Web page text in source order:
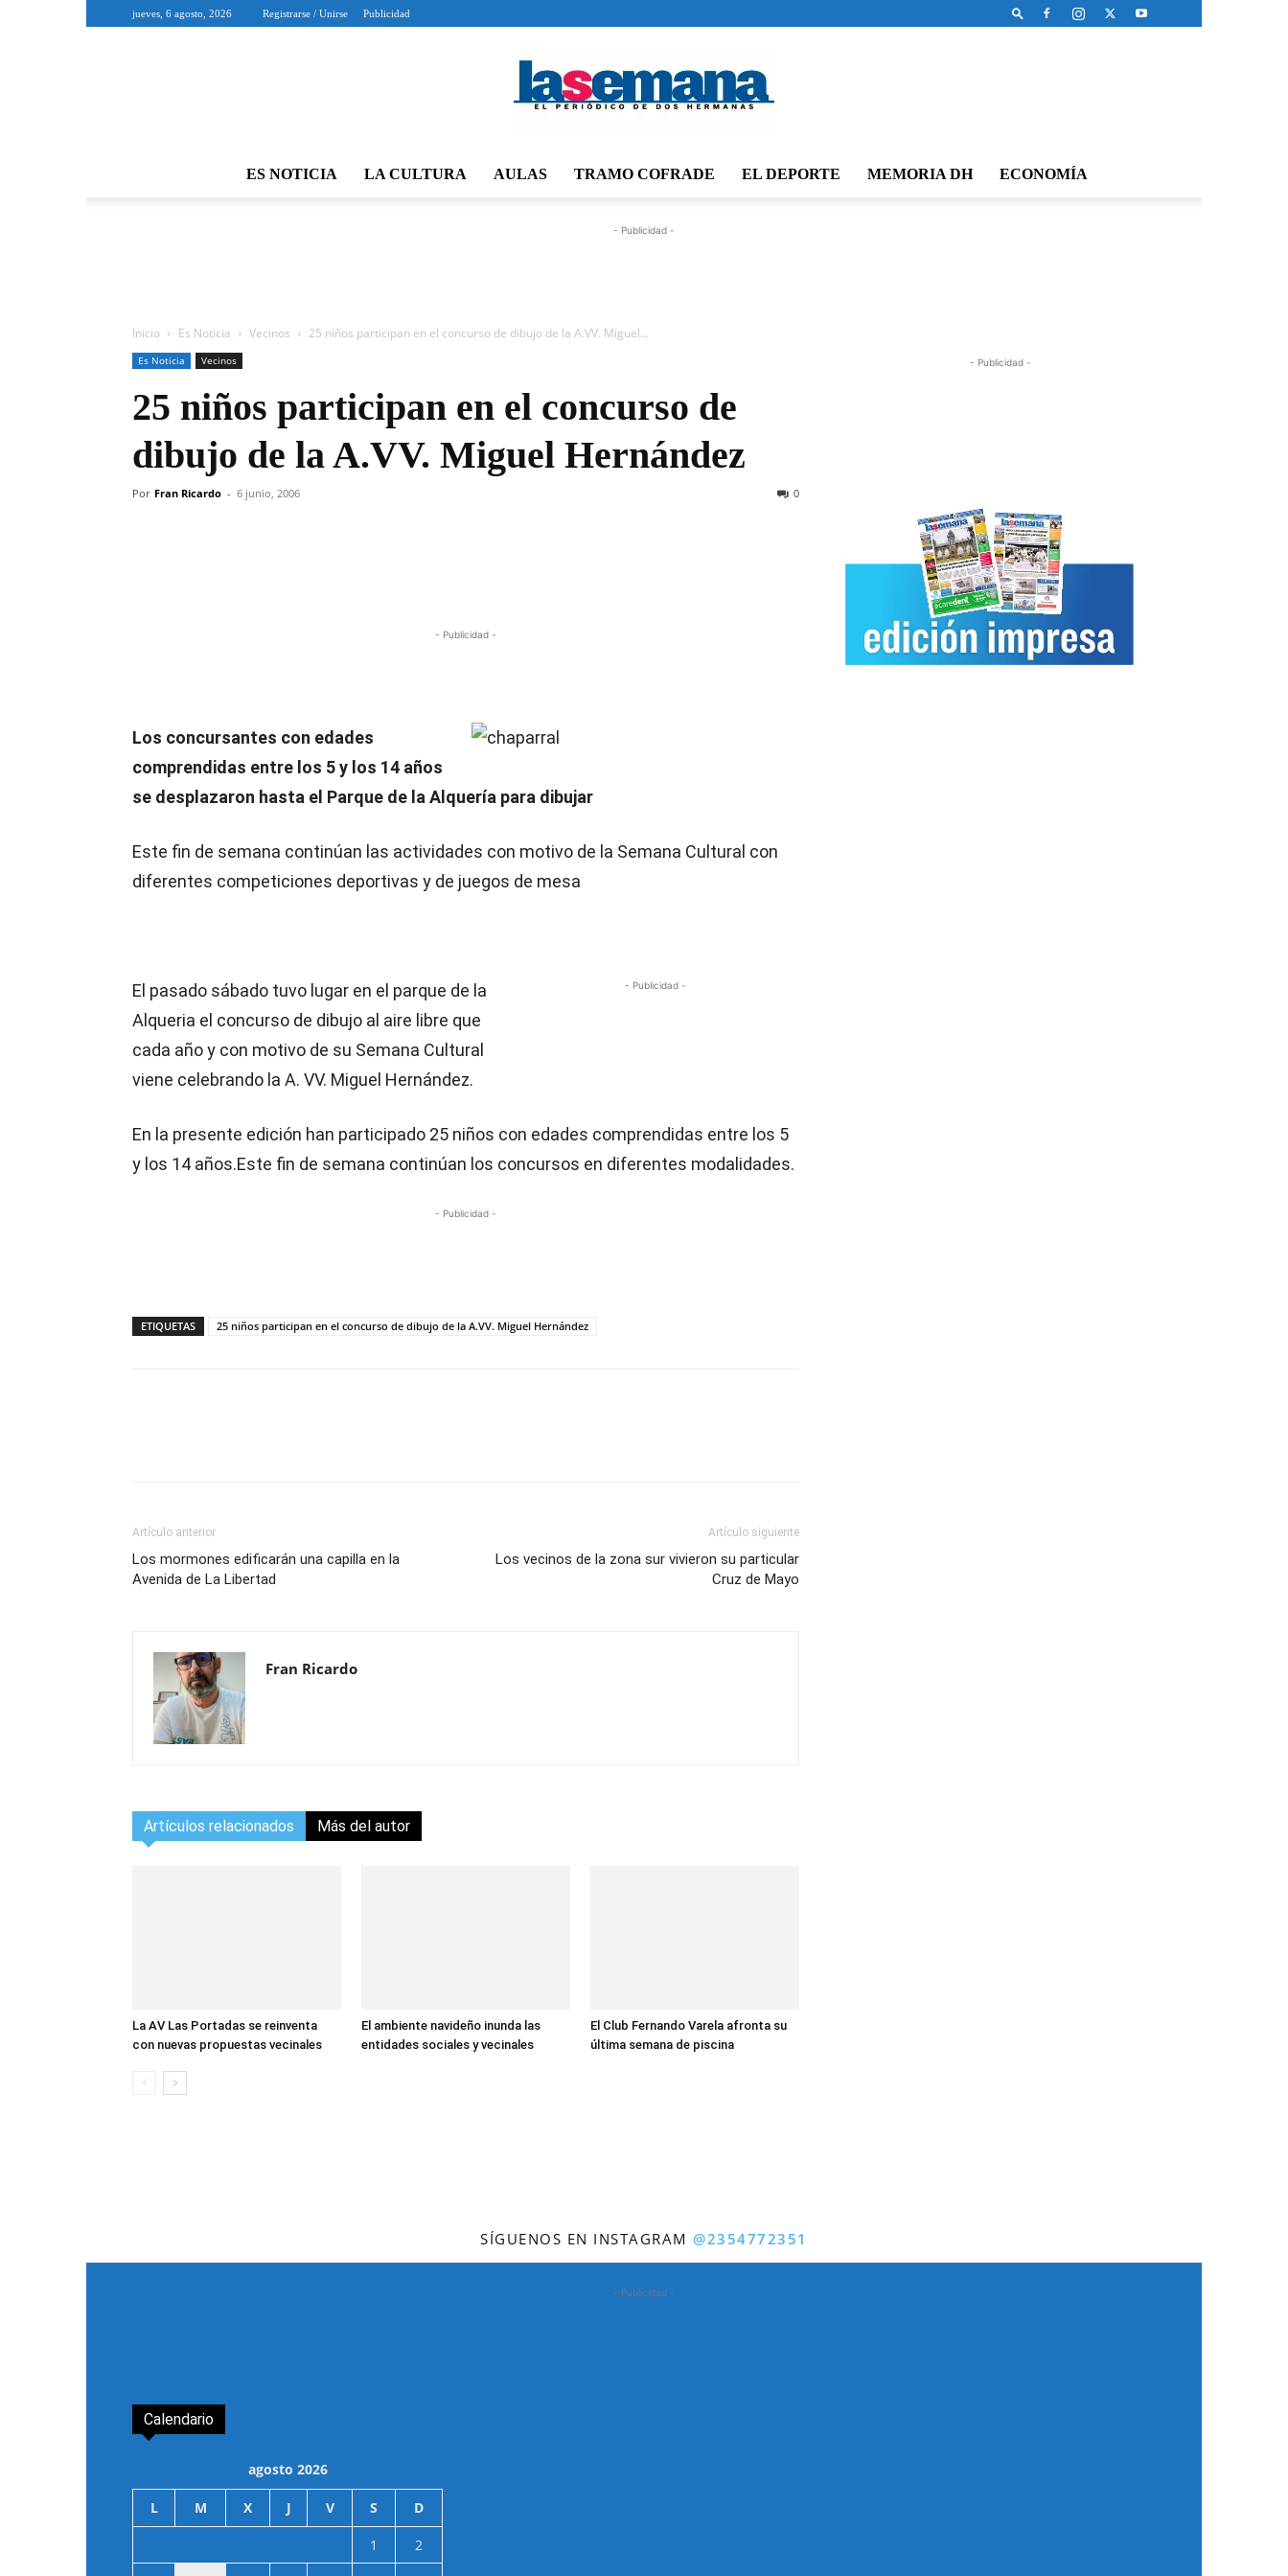
jueves, 6 agosto, 2026 Registrarse / Unirse Publicidad
Semana
ES NOTICIA LA CULTURA AULAS TRAMO COFRADE EL DEPORTE MEMORIA DH ECONOMÍA
- Publicidad -
Inicio Es Noticia Vecinos 25 niños participan en el concurso de dibujo de la A.VV. Miguel...
Es Noticia Vecinos
25 niños participan en el concurso de
dibujo de la A.VV. Miguel Hernández
Por Fran Ricardo - 6 junio, 2006 0
- Publicidad -
Los concursantes con edades
comprendidas entre los 5 y los 14 años
se desplazaron hasta el Parque de la Alquería para dibujar
Este fin de semana continúan las actividades con motivo de la Semana Cultural con
diferentes competiciones deportivas y de juegos de mesa
- Publicidad -
El pasado sábado tuvo lugar en el parque de la
Alqueria el concurso de dibujo al aire libre que
cada año y con motivo de su Semana Cultural
viene celebrando la A. VV. Miguel Hernández.
En la presente edición han participado 25 niños con edades comprendidas entre los 5
y los 14 años.Este fin de semana continúan los concursos en diferentes modalidades.
- Publicidad -
ETIQUETAS 25 niños participan en el concurso de dibujo de la A.VV. Miguel Hernández
Artículo anterior
Los mormones edificarán una capilla en la
Avenida de La Libertad
Artículo siguiente
Los vecinos de la zona sur vivieron su particular
Cruz de Mayo
Fran Ricardo
Artículos relacionados Más del autor
La AV Las Portadas se reinventa
con nuevas propuestas vecinales
El ambiente navideño inunda las
entidades sociales y vecinales
El Club Fernando Varela afronta su
última semana de piscina
- Publicidad -
SÍGUENOS EN INSTAGRAM@2354772351
- Publicidad -
Calendario
agosto 2026
L M X J V S D
1
2